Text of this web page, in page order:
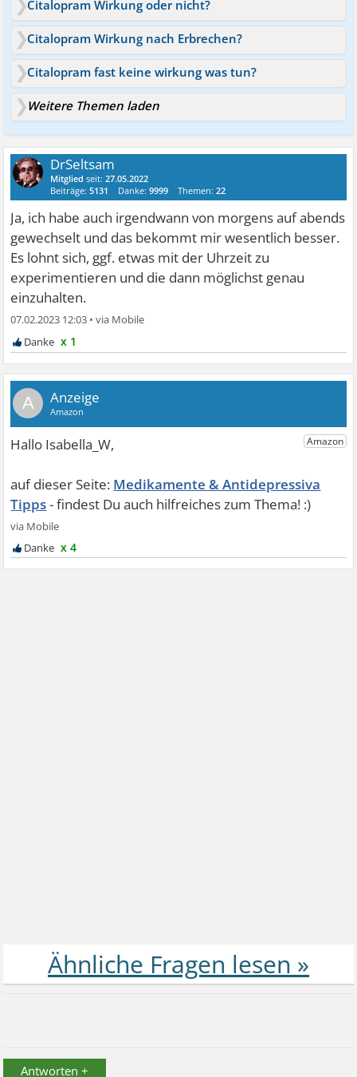
Citalopram Wirkung oder nicht?
Citalopram Wirkung nach Erbrechen?
Citalopram fast keine wirkung was tun?
Weitere Themen laden
DrSeltsam
Mitglied seit:27.05.2022
Beiträge:5131 Danke:9999 Themen:22
Ja, ich habe auch irgendwann von morgens auf abends
gewechselt und das bekommt mir wesentlich besser.
Es lohnt sich, ggf. etwas mit der Uhrzeit zu
experimentieren und die dann möglichst genau
einzuhalten.
07.02.2023 12:03 •
x 1
A
Medikamente & Antidepressiva
Tipps
x 4
Antworten +